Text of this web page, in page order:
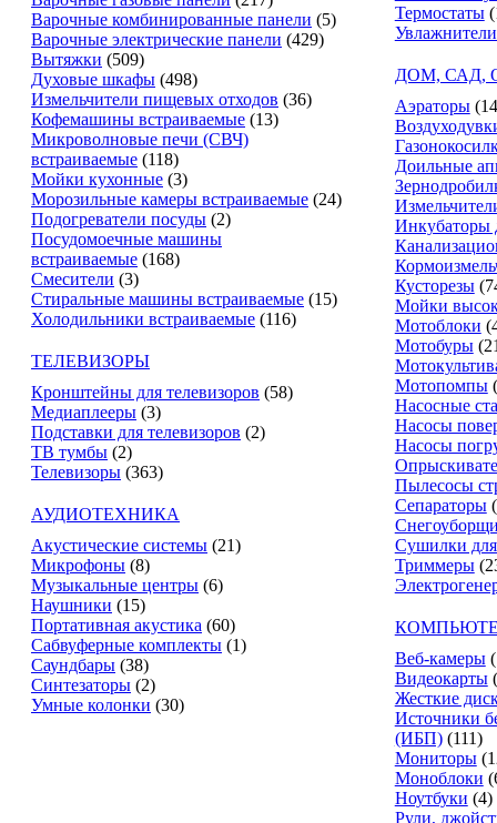
Варочные комбинированные панели (5)
Варочные электрические панели (429)
Вытяжки (509)
Духовые шкафы (498)
Измельчители пищевых отходов (36)
Кофемашины встраиваемые (13)
Микроволновые печи (СВЧ)
встраиваемые (118)
Мойки кухонные (3)
Морозильные камеры встраиваемые (24)
Подогреватели посуды (2)
Посудомоечные машины
встраиваемые (168)
Смесители (3)
Стиральные машины встраиваемые (15)
Холодильники встраиваемые (116)
ТЕЛЕВИЗОРЫ
Кронштейны для телевизоров (58)
Медиаплееры (3)
Подставки для телевизоров (2)
ТВ тумбы (2)
Телевизоры (363)
АУДИОТЕХНИКА
Акустические системы (21)
Микрофоны (8)
Музыкальные центры (6)
Наушники (15)
Портативная акустика (60)
Сабвуферные комплекты (1)
Саундбары (38)
Синтезаторы (2)
Умные колонки (30)
Термостаты
ДОМ, САД,
Аэраторы
Доильные
Инкубаторы
Кусторезы
Мойки
Мотоблоки
Мотобуры
Мотопомпы
Насосные
Насосы
Насосы
Пылесосы
Сепараторы
Сушилки
Триммеры
Веб-камеры
Видеокарты
Жесткие
Источники
(ИБП) (111)
Мониторы
Моноблоки
Ноутбуки (4)
Рули,